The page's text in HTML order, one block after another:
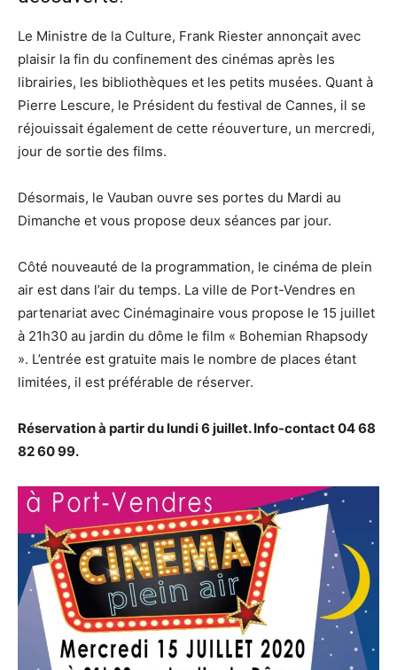
Le Ministre de la Culture, Frank Riester annonçait avec
plaisir la fin du confinement des cinémas après les
librairies, les bibliothèques et les petits musées. Quant à
Pierre Lescure, le Président du festival de Cannes, il se
réjouissait également de cette réouverture, un mercredi,
jour de sortie des films.
Désormais, le Vauban ouvre ses portes du Mardi au
Dimanche et vous propose deux séances par jour.
Côté nouveauté de la programmation, le cinéma de plein
air est dans l’air du temps. La ville de Port-Vendres en
partenariat avec Cinémaginaire vous propose le 15 juillet
à 21h30 au jardin du dôme le film « Bohemian Rhapsody
». L’entrée est gratuite mais le nombre de places étant
limitées, il est préférable de réserver.
Réservation à partir du lundi 6 juillet. Info-contact 04 68
82 60 99.